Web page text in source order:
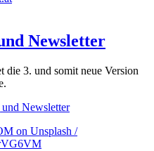
Newsletter
die 3. und somit neue Version
Newsletter